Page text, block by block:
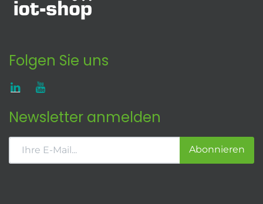
Folgen Sie uns
Newsletter anmelden
Abonnieren